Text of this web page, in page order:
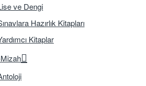
ve Dengi
Hazırlık Kitapları
Kitaplar